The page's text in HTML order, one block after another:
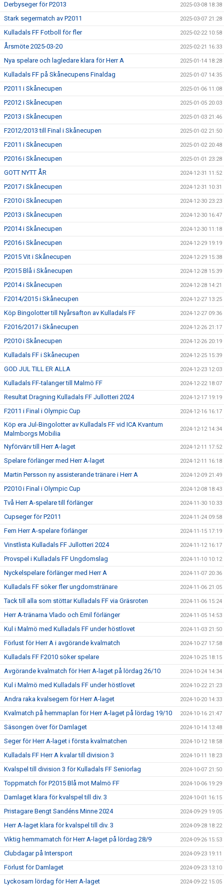
Derbyseger för P2013 2025-03-08 18:38
Stark segermatch av P2011 2025-03-07 21:28
Kulladals FF Fotboll för fler 2025-02-22 10:58
Årsmöte 2025-03-20 2025-02-21 16:33
Nya spelare och lagledare klara för Herr A 2025-01-14 18:28
Kulladals FF på Skånecupens Finaldag 2025-01-07 14:35
P2011 i Skånecupen 2025-01-06 11:08
P2012 i Skånecupen 2025-01-05 20:03
P2013 i Skånecupen 2025-01-03 21:46
F2012/2013 till Final i Skånecupen 2025-01-02 21:50
F2011 i Skånecupen 2025-01-02 20:48
P2016 i Skånecupen 2025-01-01 23:28
GOTT NYTT ÅR 2024-12-31 11:52
P2017 i Skånecupen 2024-12-31 10:31
F2010 i Skånecupen 2024-12-30 23:23
P2013 i Skånecupen 2024-12-30 16:47
P2014 i Skånecupen 2024-12-30 11:18
P2016 i Skånecupen 2024-12-29 19:19
P2015 Vit i Skånecupen 2024-12-29 15:38
P2015 Blå i Skånecupen 2024-12-28 15:39
P2014 i Skånecupen 2024-12-28 14:21
F2014/2015 i Skånecupen 2024-12-27 13:25
Köp Bingolotter till Nyårsafton av Kulladals FF 2024-12-27 09:36
F2016/2017 i Skånecupen 2024-12-26 21:17
P2010 i Skånecupen 2024-12-26 20:19
Kulladals FF i Skånecupen 2024-12-25 15:39
GOD JUL TILL ER ALLA 2024-12-23 12:03
Kulladals FF-talanger till Malmö FF 2024-12-22 18:07
Resultat Dragning Kulladals FF Jullotteri 2024 2024-12-17 19:19
F2011 i Final i Olympic Cup 2024-12-16 16:17
Köp era Jul-Bingolotter av Kulladals FF vid ICA Kvantum
Malmborgs Mobilia
2024-12-12 14:34
Nyförvärv till Herr A-laget 2024-12-11 17:52
Spelare förlänger med Herr A-laget 2024-12-11 16:18
Martin Persson ny assisterande tränare i Herr A 2024-12-09 21:49
P2010 i Final i Olympic Cup 2024-12-08 18:43
Två Herr A-spelare till förlänger 2024-11-30 10:33
Cupseger för P2011 2024-11-24 09:58
Fem Herr A-spelare förlänger 2024-11-15 17:19
Vinstlista Kulladals FF Jullotteri 2024 2024-11-12 16:17
Provspel i Kulladals FF Ungdomslag 2024-11-10 10:12
Nyckelspelare förlänger med Herr A 2024-11-07 20:36
Kulladals FF söker fler ungdomstränare 2024-11-06 21:05
Tack till alla som stöttar Kulladals FF via Gräsroten 2024-11-06 15:24
Herr A-tränarna Vlado och Emil förlänger 2024-11-05 14:53
Kul i Malmö med Kulladals FF under höstlovet 2024-11-03 21:50
Förlust för Herr A i avgörande kvalmatch 2024-10-27 17:58
Kulladals FF F2010 söker spelare 2024-10-25 18:15
Avgörande kvalmatch för Herr A-laget på lördag 26/10 2024-10-24 14:34
Kul i Malmö med Kulladals FF under höstlovet 2024-10-22 21:23
Andra raka kvalsegern för Herr A-laget 2024-10-20 14:33
Kvalmatch på hemmaplan för Herr A-laget på lördag 19/10 2024-10-16 21:47
Säsongen över för Damlaget 2024-10-14 13:48
Seger för Herr A-laget i första kvalmatchen 2024-10-12 18:58
Kulladals FF Herr A kvalar till division 3 2024-10-11 18:23
Kvalspel till division 3 för Kulladals FF Seniorlag 2024-10-07 21:50
Toppmatch för P2015 Blå mot Malmö FF 2024-10-06 19:29
Damlaget klara för kvalspel till div. 3 2024-10-01 16:15
Pristagare Bengt Sandéns Minne 2024 2024-09-29 19:05
Herr A-laget klara för kvalspel till div. 3 2024-09-28 18:22
Viktig hemmamatch för Herr A-laget på lördag 28/9 2024-09-26 15:53
Clubdagar på Intersport 2024-09-23 19:11
Förlust för Damlaget 2024-09-23 13:10
Lyckosam lördag för Herr A-laget 2024-09-22 15:05